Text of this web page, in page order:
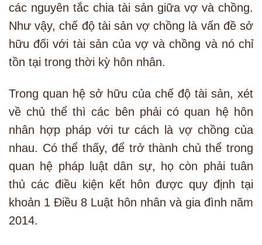
các nguyên tắc chia tài sản giữa vợ và chồng.
Như vậy, chế độ tài sản vợ chồng là vấn đề sở
hữu đối với tài sản của vợ và chồng và nó chỉ
tồn tại trong thời kỳ hôn nhân.
Trong quan hệ sở hữu của chế độ tài sản, xét
về chủ thể thì các bên phải có quan hệ hôn
nhân hợp pháp với tư cách là vợ chồng của
nhau. Có thể thấy, để trở thành chủ thể trong
quan hệ pháp luật dân sự, họ còn phải tuân
thủ các điều kiện kết hôn được quy định tại
khoản 1 Điều 8 Luật hôn nhân và gia đình năm
2014.